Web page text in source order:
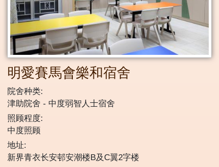
明愛賽馬會樂和宿舍
院舍种类:
津助院舍
中度弱智人士宿舍
照顾程度:
中度照顾
地址:
新界青衣长安邨安潮楼B及C翼2字楼